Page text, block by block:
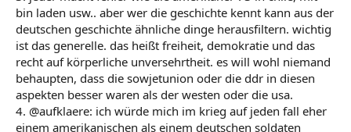
bin laden usw.. aber wer die geschichte kennt kann aus der
deutschen geschichte ähnliche dinge herausfiltern. wichtig
ist das generelle. das heißt freiheit, demokratie und das
recht auf körperliche unversehrtheit. es will wohl niemand
behaupten, dass die sowjetunion oder die ddr in diesen
aspekten besser waren als der westen oder die usa.
4. @aufklaere: ich würde mich im krieg auf jeden fall eher
einem amerikanischen als einem deutschen soldaten